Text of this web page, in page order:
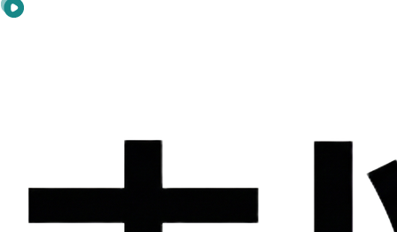
步架构上都有非常强的竞争力。